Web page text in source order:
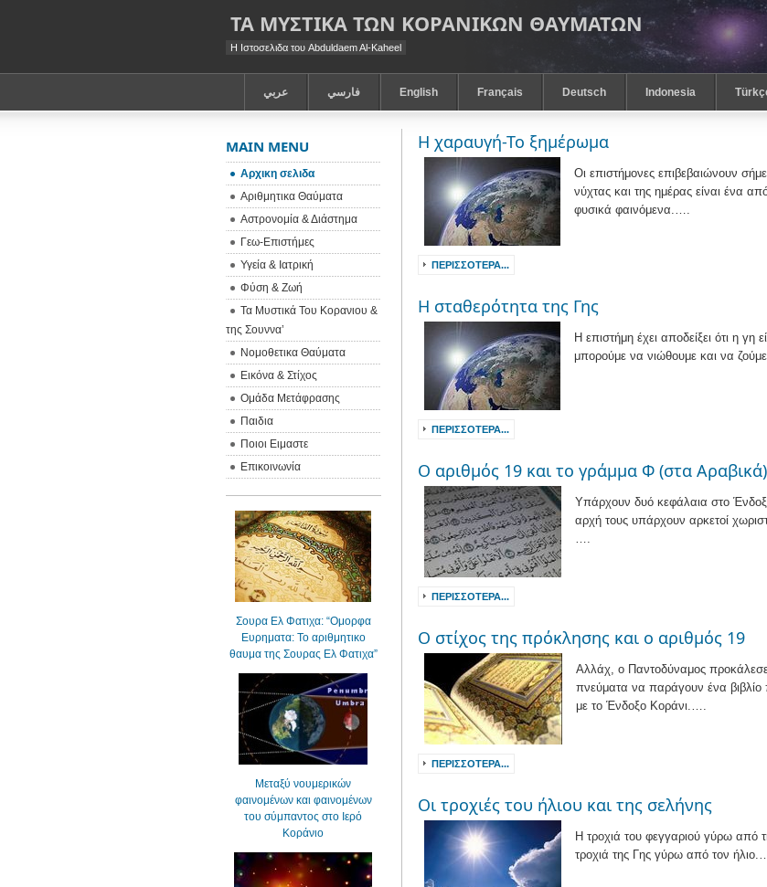
ΤΑ ΜΥΣΤΙΚΑ ΤΩΝ ΚΟΡΑΝΙΚΩΝ ΘΑΥΜΑΤΩΝ
Η Ιστοσελιδα του Abduldaem Al-Kaheel
عربي فارسي English Français Deutsch Indonesia
Η χαραυγή-Το ξημέρωμα
Οι επιστήμονες επιβεβαιώνουν
νύχτας και της ημέρας είναι ένα
φυσικά φαινόμενα.….
ΠΕΡΙΣΣΌΤΕΡΑ...
Η σταθερότητα της Γης
Η επιστήμη έχει αποδείξει ότι η γη
μπορούμε να νιώθουμε και να
ΠΕΡΙΣΣΌΤΕΡΑ...
Ο αριθμός 19 και το γράμμα Φ (στα Αραβικά)
Υπάρχουν δυό κεφάλαια στο
αρχή τους υπάρχουν αρκετοί
….
ΠΕΡΙΣΣΌΤΕΡΑ...
Ο στίχος της πρόκλησης και ο αριθμός 19
Αλλάχ, ο Παντοδύναμος
πνεύματα να παράγουν ένα βιβλίο
με το Ένδοξο Κοράνι.….
ΠΕΡΙΣΣΌΤΕΡΑ...
Οι τροχιές του ήλιου και της σελήνης
Η τροχιά του φεγγαριού γύρω από
τροχιά της Γης γύρω από τον
MAIN MENU
Αρχικη σελιδα
Αριθμητικα Θαύματα
Αστρονομία & Διάστημα
Γεω-Eπιστήμες
Υγεία & Ιατρική
Φύση & Ζωή
Τα Μυστικά Του Κορανιου &
της Σουννα’
Νομοθετικα Θαύματα
Εικόνα & Στίχος
Ομάδα Μετάφρασης
Παιδια
Ποιοι Ειμαστε
Επικοινωνία
Σουρα Ελ Φατιχα: “Ομορφα
Ευρηματα: Το αριθμητικο
θαυμα της Σουρας Ελ Φατιχα”
Μεταξύ νουμερικών
φαινομένων και φαινομένων
του σύμπαντος στο Ιερό
Κοράνιο